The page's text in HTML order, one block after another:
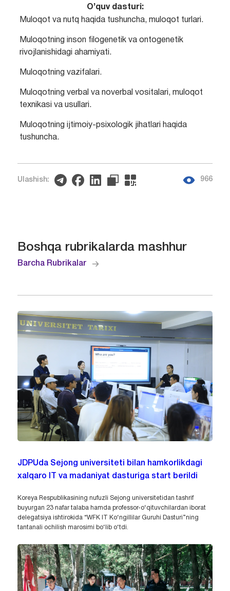
O’quv dasturi:
Muloqot va nutq haqida tushuncha, muloqot turlari.
Muloqotning inson filogenetik va ontogenetik
rivojlanishidagi ahamiyati.
Muloqotning vazifalari.
Muloqotning verbal va noverbal vositalari, muloqot
texnikasi va usullari.
Muloqotning ijtimoiy-psixologik jihatlari haqida
tushuncha.
Ulashish: 966
Boshqa rubrikalarda mashhur
Barcha Rubrikalar
JDPUda Sejong universiteti bilan hamkorlikdagi
xalqaro IT va madaniyat dasturiga start berildi
Koreya Respublikasining nufuzli Sejong universitetidan tashrif
buyurgan 23 nafar talaba hamda professor-o‘qituvchilardan iborat
delegatsiya ishtirokida “WFK IT Ko‘ngillilar Guruhi Dasturi”ning
tantanali ochilish marosimi bo‘lib o‘tdi.